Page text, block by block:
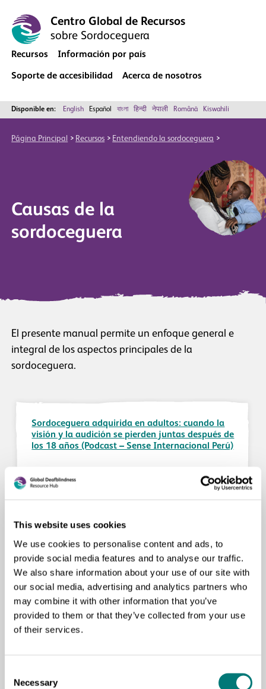
This website uses cookies
We use cookies to personalise content and ads, to
provide social media features and to analyse our traffic.
We also share information about your use of our site with
our social media, advertising and analytics partners who
may combine it with other information that you’ve
provided to them or that they’ve collected from your use
of their services.
Selection
Necessary
Centro Global de Recursos
sobre Sordoceguera
Recursos Información por país
Soporte de accesibilidad Acerca de nosotros
Disponible en: English Español বাংলা हिन्दी नेपाली Română Kiswahili
Página Principal Recursos Entendiendo la sordoceguera
Causas de la
sordoceguera
El presente manual permite un enfoque general e
integral de los aspectos principales de la
sordoceguera.
Sordoceguera adquirida en adultos: cuando la
visión y la audición se pierden juntas después de
los 18 años (Podcast – Sense Internacional Perú)
Episodio de podcast que aborda la sordoceguera
adquirida en adultos en el Perú, explica sus cinco
que suelen ignorarse y orientación práctica para
acceder a servicios del CONADIS, la OMAPED y
redes de apoyo entre pares.
incluidos los diferentes tipos de sordoceguera, el